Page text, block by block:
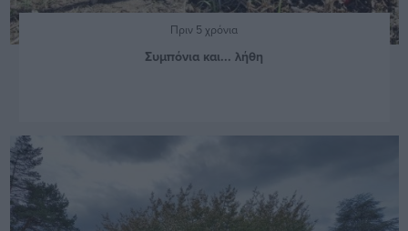
Πριν 5 χρόνια
Συμπόνια και... λήθη